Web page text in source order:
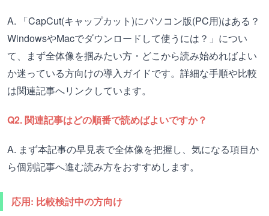
A. 「CapCut(キャップカット)にパソコン版(PC用)はある？
WindowsやMacでダウンロードして使うには？」につい
て、まず全体像を掴みたい方・どこから読み始めればよい
か迷っている方向けの導入ガイドです。詳細な手順や比較
は関連記事へリンクしています。
Q2. 関連記事はどの順番で読めばよいですか？
A. まず本記事の早見表で全体像を把握し、気になる項目か
ら個別記事へ進む読み方をおすすめします。
応用: 比較検討中の方向け